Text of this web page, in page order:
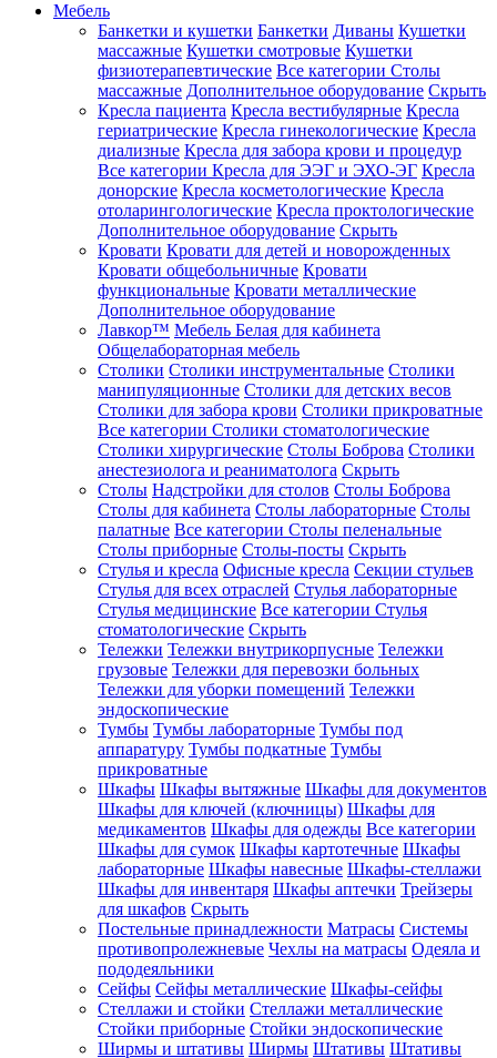
Мебель
Банкетки и кушетки Банкетки Диваны Кушетки
массажные Кушетки смотровые Кушетки
физиотерапевтические Все категории Столы
массажные Дополнительное оборудование Скрыть
Кресла пациента Кресла вестибулярные Кресла
гериатрические Кресла гинекологические Кресла
диализные Кресла для забора крови и процедур
Все категории Кресла для ЭЭГ и ЭХО-ЭГ Кресла
донорские Кресла косметологические Кресла
отоларингологические Кресла проктологические
Дополнительное оборудование Скрыть
Кровати Кровати для детей и новорожденных
Кровати общебольничные Кровати
функциональные Кровати металлические
Дополнительное оборудование
Лавкор™ Мебель Белая для кабинета
Общелабораторная мебель
Столики Столики инструментальные Столики
манипуляционные Столики для детских весов
Столики для забора крови Столики прикроватные
Все категории Столики стоматологические
Столики хирургические Столы Боброва Столики
анестезиолога и реаниматолога Скрыть
Столы Надстройки для столов Столы Боброва
Столы для кабинета Столы лабораторные Столы
палатные Все категории Столы пеленальные
Столы приборные Столы-посты Скрыть
Стулья и кресла Офисные кресла Секции стульев
Стулья для всех отраслей Стулья лабораторные
Стулья медицинские Все категории Стулья
стоматологические Скрыть
Тележки Тележки внутрикорпусные Тележки
грузовые Тележки для перевозки больных
Тележки для уборки помещений Тележки
эндоскопические
Тумбы Тумбы лабораторные Тумбы под
аппаратуру Тумбы подкатные Тумбы
прикроватные
Шкафы Шкафы вытяжные Шкафы для документов
Шкафы для ключей (ключницы) Шкафы для
медикаментов Шкафы для одежды Все категории
Шкафы для сумок Шкафы картотечные Шкафы
лабораторные Шкафы навесные Шкафы-стеллажи
Шкафы для инвентаря Шкафы аптечки Трейзеры
для шкафов Скрыть
Постельные принадлежности Матрасы Системы
противопролежневые Чехлы на матрасы Одеяла и
пододеяльники
Сейфы Сейфы металлические Шкафы-сейфы
Стеллажи и стойки Стеллажи металлические
Стойки приборные Стойки эндоскопические
Ширмы и штативы Ширмы Штативы Штативы